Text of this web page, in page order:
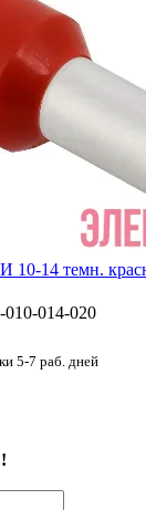
14 темн.
014-020
5-7 раб. дней
!